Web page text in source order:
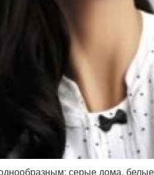
серые дома,